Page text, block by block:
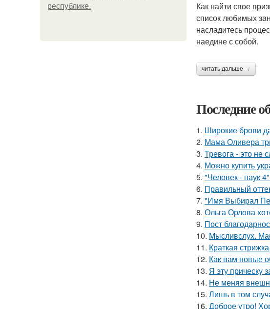
республике.
Как найти свое
список любимых
насладитесь
наедине с собой.
читать дальше →
Последние
1. Широкие брови
2. Мама Оливера
3. Тревога - это не
4. Можно купить
5. "Человек - паук
6. Правильный
7. "Имя Выбирал
8. Ольга Орлова
9. Пост
10. Мысливслух.
11. Краткая
12. Как вам новые
13. Я эту прическу
14. Не меняя
15. Лишь в том
16. Доброе утро!